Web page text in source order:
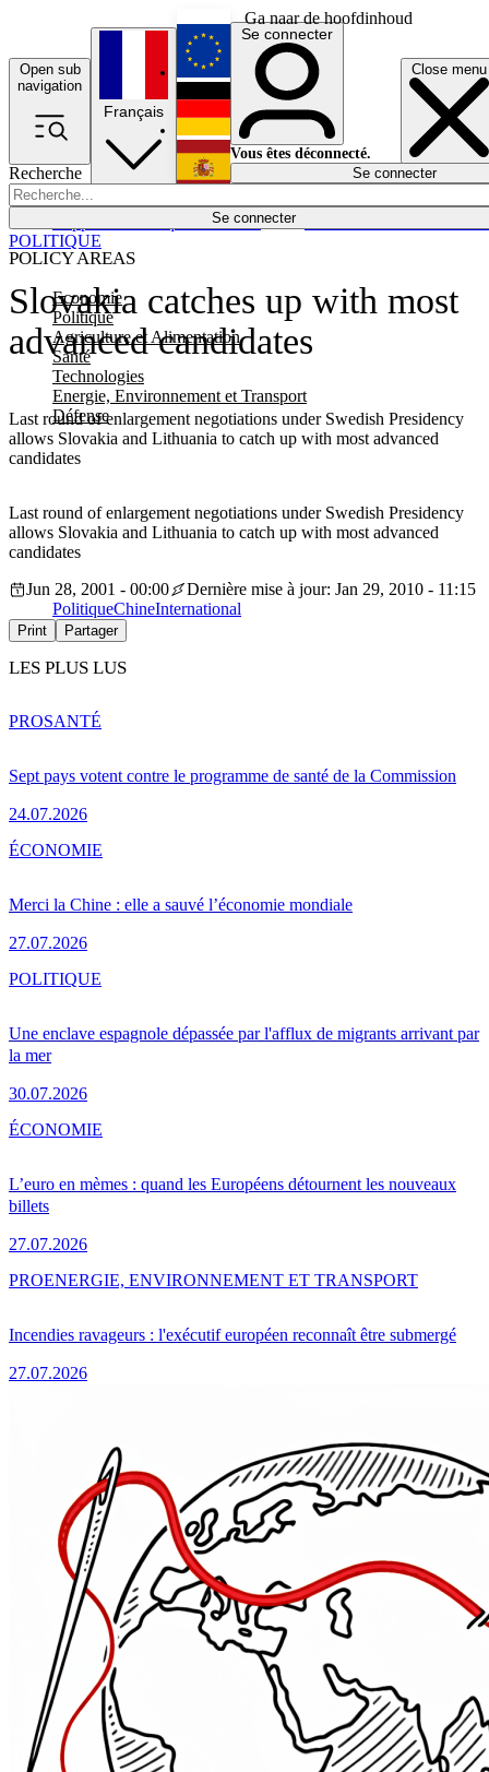
Ga naar de hoofdinhoud
Open sub
navigation
Close menu
Recherche
Se connecter
POLICY AREAS
Economie
Politique
Agriculture et Alimentation
Santé
Technologies
Energie, Environnement et Transport
Défense
Économie
Français
English
Deutsch
Español
Se connecter
Vous êtes déconnecté.
Se connecter
Slovakia catches up with most
advanced candidates
Last round of enlargement negotiations under Swedish Presidency
allows Slovakia and Lithuania to catch up with most advanced
candidates
POLITIQUE
Last round of enlargement negotiations under Swedish Presidency
allows Slovakia and Lithuania to catch up with most advanced
candidates
Jun 28, 2001 - 00:00
Dernière mise à jour: Jan 29, 2010 - 11:15
PolitiqueChineInternational
Print Partager
LES PLUS LUS
Sept pays votent contre le programme de santé de la Commission
24.07.2026
PROSANTÉ
Merci la Chine : elle a sauvé l’économie mondiale
27.07.2026
ÉCONOMIE
Une enclave espagnole dépassée par l'afflux de migrants arrivant par
la mer
30.07.2026
POLITIQUE
L’euro en mèmes : quand les Européens détournent les nouveaux
billets
27.07.2026
ÉCONOMIE
Incendies ravageurs : l'exécutif européen reconnaît être submergé
27.07.2026
PROENERGIE, ENVIRONNEMENT ET TRANSPORT